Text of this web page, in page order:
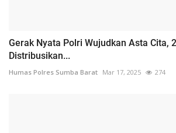
Gerak Nyata Polri Wujudkan Asta Cita,
Distribusikan...
Humas Polres Sumba Barat Mar 17, 2025 274